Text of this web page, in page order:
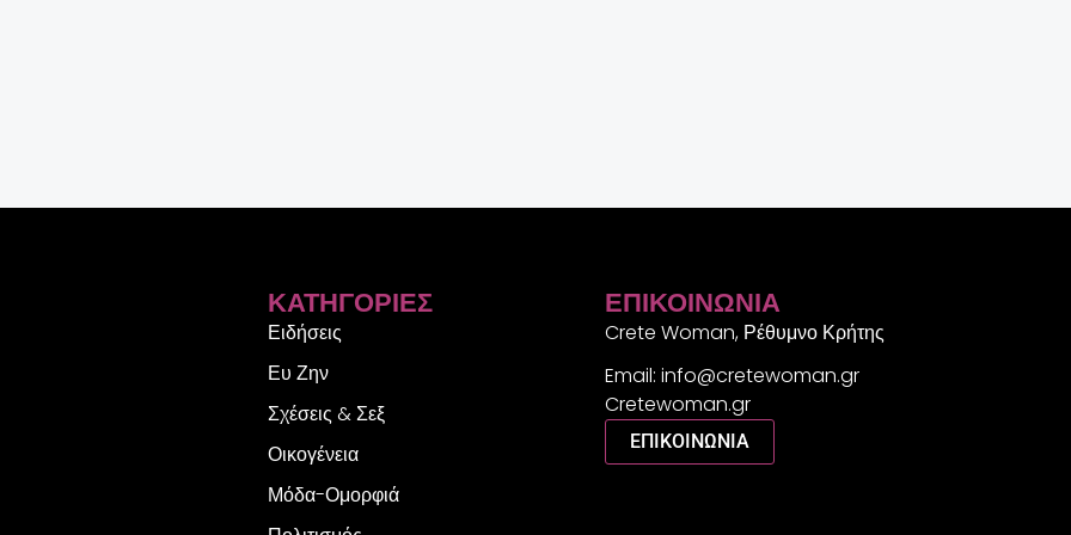
ΚΑΤΗΓΟΡΊΕΣ
Ειδήσεις
Ευ Ζην
Σχέσεις & Σεξ
Οικογένεια
Μόδα-Ομορφιά
ΕΠΙΚΟΙΝΩΝΊΑ
Crete Woman, Ρέθυμνο Κρήτης
Email: info@cretewoman.gr
Cretewoman.gr
ΕΠΙΚΟΙΝΩΝΙΑ